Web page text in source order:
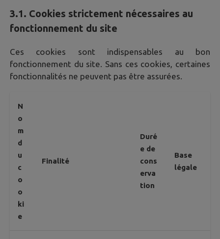
3.1. Cookies strictement nécessaires au
fonctionnement du site
Ces cookies sont indispensables au bon
fonctionnement du site. Sans ces cookies, certaines
fonctionnalités ne peuvent pas être assurées.
N
o
m
d
u
c
o
o
ki
e
Finalité
Duré
e de
cons
erva
tion
Base
légale